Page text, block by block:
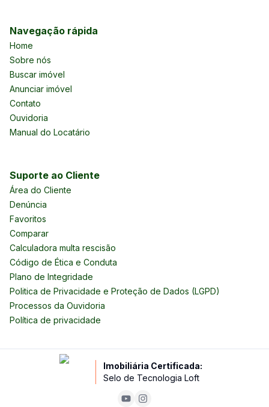
Navegação rápida
Home
Sobre nós
Buscar imóvel
Anunciar imóvel
Contato
Ouvidoria
Manual do Locatário
Suporte ao Cliente
Área do Cliente
Denúncia
Favoritos
Comparar
Calculadora multa rescisão
Código de Ética e Conduta
Plano de Integridade
Politica de Privacidade e Proteção de Dados (LGPD)
Processos da Ouvidoria
Política de privacidade
Imobiliária Certificada:
Selo de Tecnologia Loft